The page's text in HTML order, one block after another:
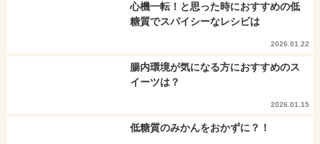
心機一転！と思った時におすすめの低
糖質でスパイシーなレシピは
2026.01.22
腸内環境が気になる方におすすめのス
イーツは？
2026.01.15
低糖質のみかんをおかずに？！